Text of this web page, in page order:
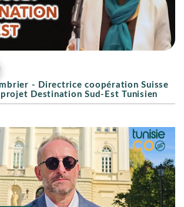
- Directrice coopération Suisse
Destination Sud-Est Tunisien